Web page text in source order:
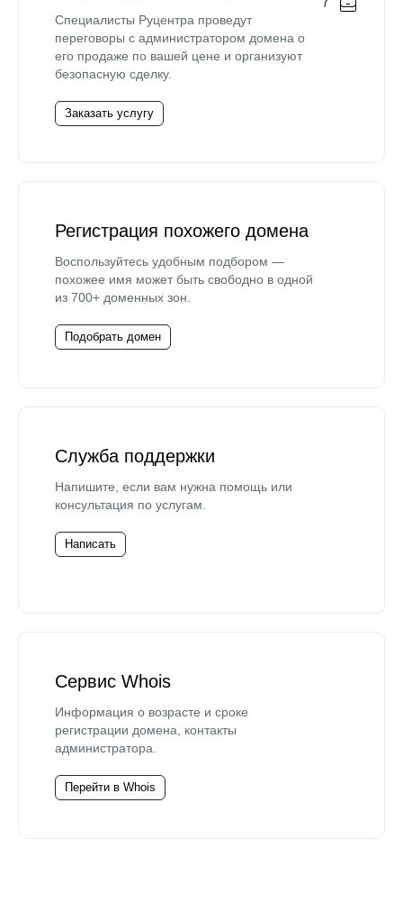
Специалисты Руцентра проведут
переговоры с администратором домена о
его продаже по вашей цене и организуют
безопасную сделку.
Заказать услугу
Регистрация похожего домена
Воспользуйтесь удобным подбором —
похожее имя может быть свободно в одной
из 700+ доменных зон.
Подобрать домен
Служба поддержки
Напишите, если вам нужна помощь или
консультация по услугам.
Написать
Сервис Whois
Информация о возрасте и сроке
регистрации домена, контакты
администратора.
Перейти в Whois